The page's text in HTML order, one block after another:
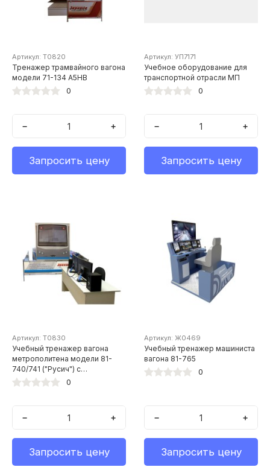
Артикул: Т0820
Тренажер трамвайного вагона
модели 71-134 А5НВ
0
− +
Запросить цену
Артикул: УП7171
Учебное оборудование для
транспортной отрасли МП
0
− +
Запросить цену
Артикул: Т0830
Учебный тренажер вагона
метрополитена модели 81-
740/741 ("Русич") с
полноразмерной имитацией
0
− +
Запросить цену
Артикул: Ж0469
Учебный тренажер машиниста
вагона 81-765
0
− +
Запросить цену